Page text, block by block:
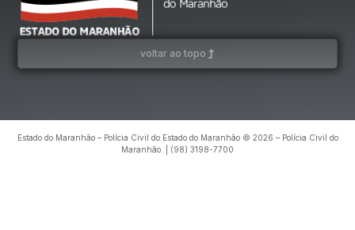
voltar ao topo
Estado do Maranhão – Polícia Civil do Estado do Maranhão © 2026 – Polícia Civil do
Maranhão. | (98) 3198-7700